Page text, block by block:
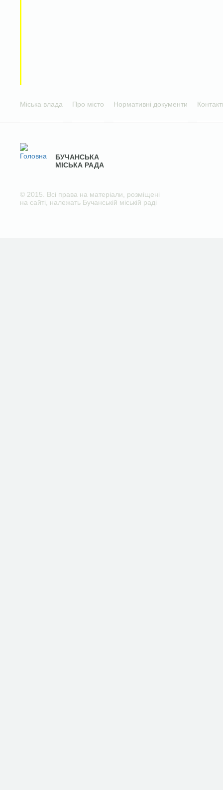
Міська влада Про місто Нормативні документи
БУЧАНСЬКА
МІСЬКА РАДА
© 2015. Всі права на матеріали, розміщені
на сайті, належать Бучанській міській раді